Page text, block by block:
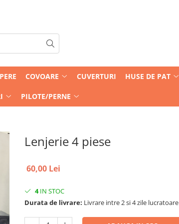
COVOARE CUVERTURI HUSE DE PAT
PILOTE/PERNE
Lenjerie 4 piese
60,00 Lei
4IN STOC
Durata de livrare: Livrare intre 2 si 4 zile lucratoare